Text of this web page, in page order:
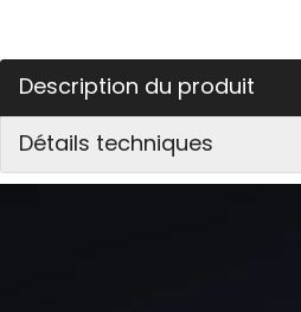
Description du produit
Détails techniques